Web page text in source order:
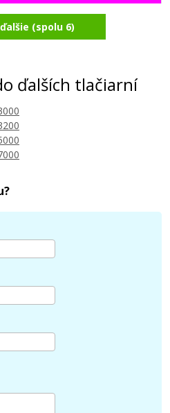
T6923 (Purpurová)
T6924 (Žltá)
(spolu 6)
ďalších tlačiarní